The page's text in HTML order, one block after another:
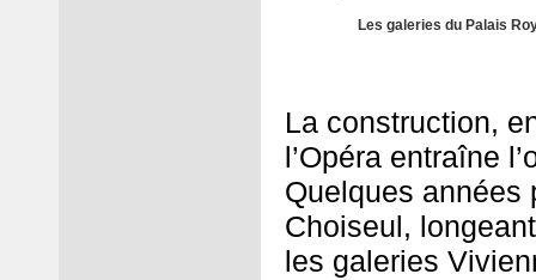
Les galeries du Palais
La construction,
l’Opéra entraîne
Quelques années
Choiseul,
les galeries